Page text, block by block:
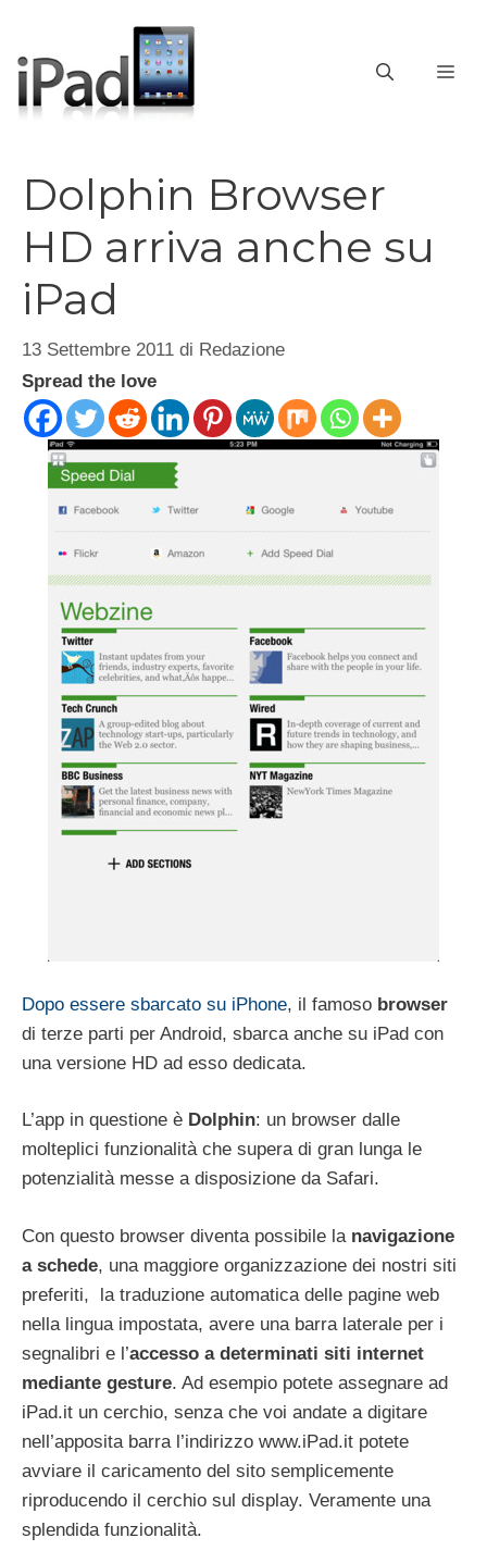
contenuto
Dolphin Browser
HD arriva anche su
iPad
13 Settembre 2011 di Redazione
Spread the love
Dopo essere sbarcato su iPhone, il famoso browser
di terze parti per Android, sbarca anche su iPad con
una versione HD ad esso dedicata.
L’app in questione è Dolphin: un browser dalle
molteplici funzionalità che supera di gran lunga le
potenzialità messe a disposizione da Safari.
Con questo browser diventa possibile la navigazione
a schede, una maggiore organizzazione dei nostri siti
preferiti, la traduzione automatica delle pagine web
nella lingua impostata, avere una barra laterale per i
segnalibri e l’accesso a determinati siti internet
mediante gesture. Ad esempio potete assegnare ad
iPad.it un cerchio, senza che voi andate a digitare
nell’apposita barra l’indirizzo www.iPad.it potete
avviare il caricamento del sito semplicemente
riproducendo il cerchio sul display. Veramente una
splendida funzionalità.